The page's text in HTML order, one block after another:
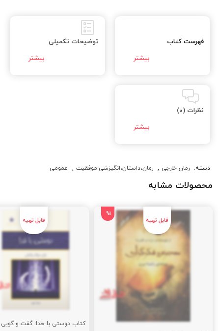
فهرست کتاب توضیحات تکمیلی
نظرات (0)
دسته: رمان خارجی , رمان،داستان،انگیزشی-موفقیت , عمومی
محصولات مشابه
کتاب دوستی با خدا: گفت و گویی